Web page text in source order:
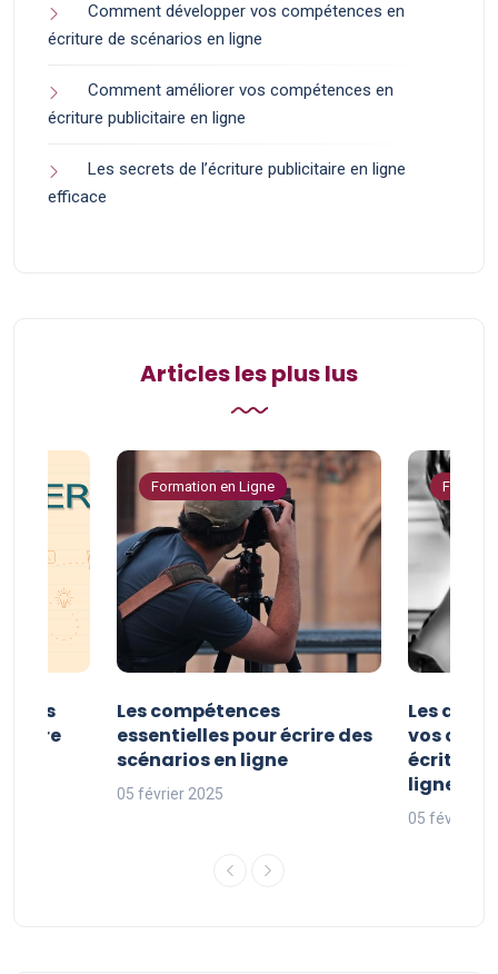
Comment développer vos compétences en
écriture de scénarios en ligne
Comment améliorer vos compétences en
écriture publicitaire en ligne
Les secrets de l’écriture publicitaire en ligne
efficace
Articles les plus lus
vos
Formation en Ligne
Les compétences
essentielles pour écrire des
scénarios en ligne
05 février 2025
Les
vos
écriture
ligne
05 février